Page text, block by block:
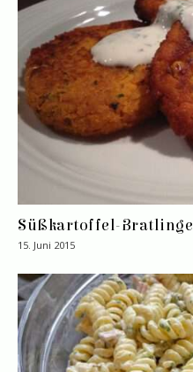
Süßkartoffel-Bratlinge
15. Juni 2015